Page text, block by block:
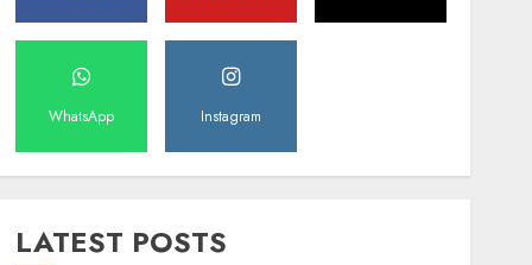
WhatsApp Instagram
LATEST POSTS